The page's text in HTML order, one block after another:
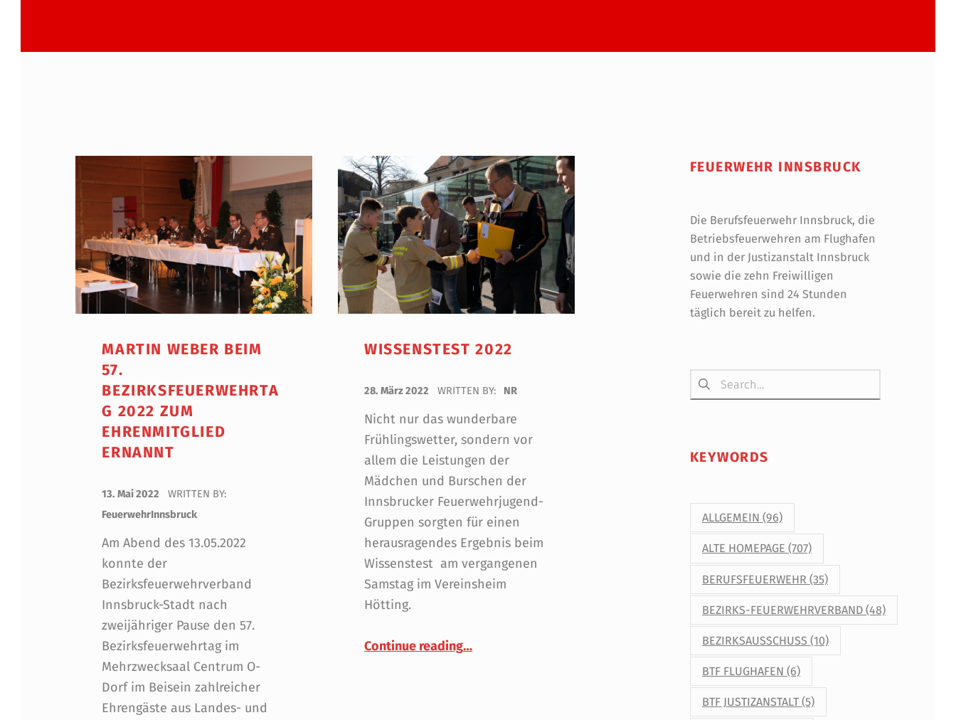
MARTIN WEBER BEIM
57.
BEZIRKSFEUERWEHRTA
G 2022 ZUM
EHRENMITGLIED
ERNANNT
13. Mai 2022
WRITTEN BY:
FeuerwehrInnsbruck
Am Abend des 13.05.2022
konnte der
Bezirksfeuerwehrverband
Innsbruck-Stadt nach
zweijähriger Pause den 57.
Bezirksfeuerwehrtag im
Mehrzwecksaal Centrum O-
Dorf im Beisein zahlreicher
Ehrengäste aus Landes- und
WISSENSTEST 2022
28. März 2022 WRITTEN BY: NR
Nicht nur das wunderbare
Frühlingswetter, sondern vor
allem die Leistungen der
Mädchen und Burschen der
Innsbrucker Feuerwehrjugend-
Gruppen sorgten für einen
herausragendes Ergebnis beim
Wissenstest am vergangenen
Samstag im Vereinsheim
Hötting.
Continue reading…
FEUERWEHR INNSBRUCK
Die Berufsfeuerwehr Innsbruck, die
Betriebsfeuerwehren am Flughafen
und in der Justizanstalt Innsbruck
sowie die zehn Freiwilligen
Feuerwehren sind 24 Stunden
täglich bereit zu helfen.
Suchen nach:
KEYWORDS
ALLGEMEIN (96)
ALTE HOMEPAGE (707)
BERUFSFEUERWEHR (35)
BEZIRKS-FEUERWEHRVERBAND (48)
BEZIRKSAUSSCHUSS (10)
BTF FLUGHAFEN (6)
BTF JUSTIZANSTALT (5)